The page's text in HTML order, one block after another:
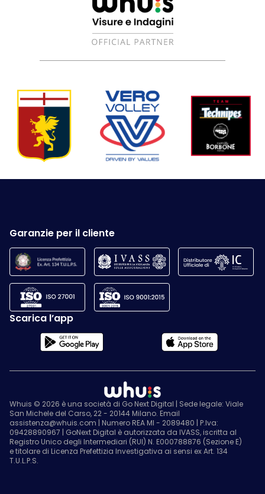
Garanzie per il cliente
Scarica l’app
Whuis © 2026 è una società di Go Next Digital | Sede legale: Viale
San Michele del Carso, 22 - 20144 Milano. Email
assistenza@whuis.com | Numero REA MI - 2089480 | P.Iva:
09428890967 | GoNext Digital è autorizzata da IVASS, iscritta al
Registro Unico degli Intermediari (RUI) N. E000788876 (Sezione E)
e titolare di Licenza Prefettizia Investigativa ai sensi ex Art. 134
T.U.L.P.S.